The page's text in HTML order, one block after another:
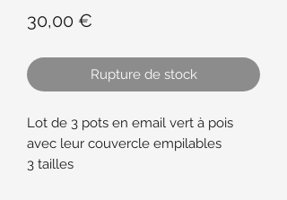
30,00 €
Rupture de stock
Lot de 3 pots en email vert à pois
avec leur couvercle empilables
3 tailles